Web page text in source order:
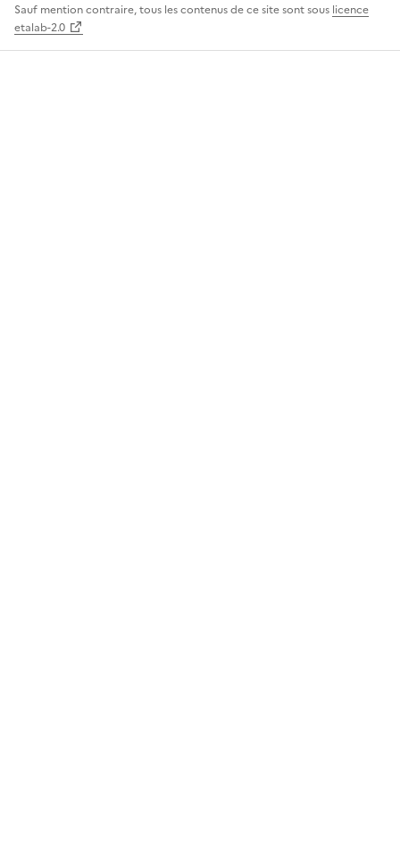
Sauf mention contraire, tous les contenus de ce site sont sous licence
etalab-2.0